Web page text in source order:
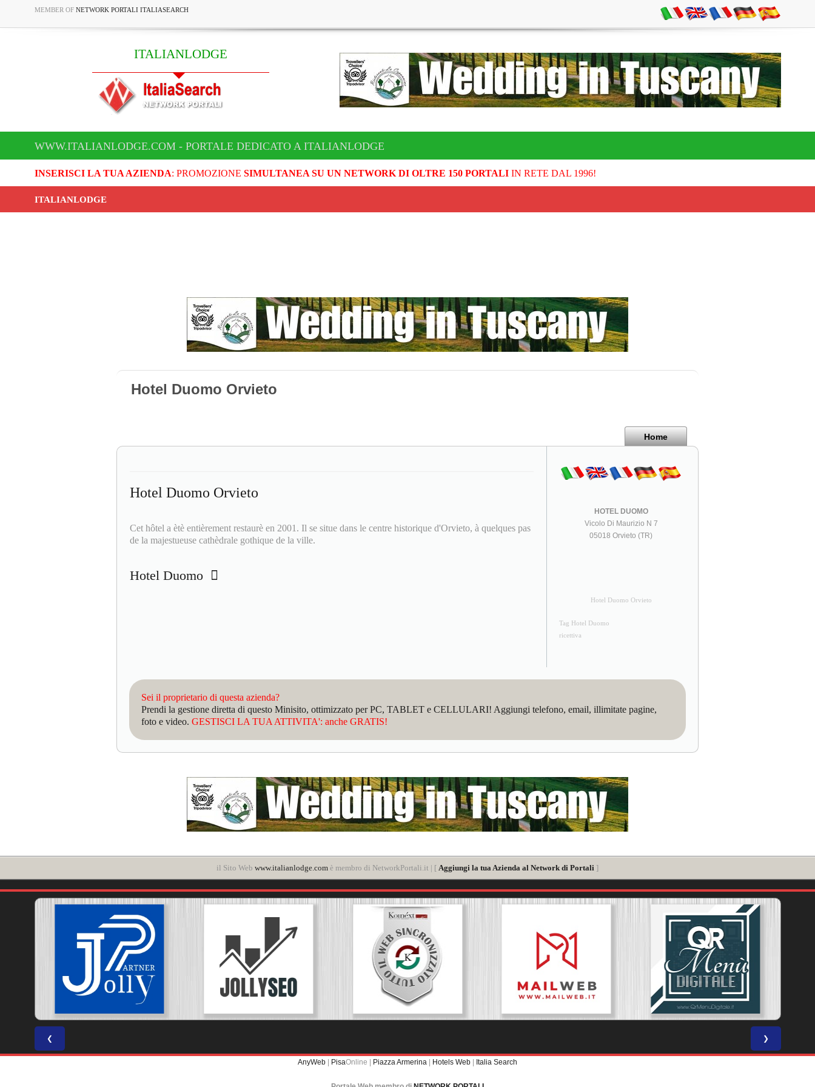
MEMBER OF NETWORK PORTALI ITALIASEARCH
ITALIANLODGE
WWW.ITALIANLODGE.COM - PORTALE DEDICATO A ITALIANLODGE
INSERISCI LA TUA AZIENDA: PROMOZIONE SIMULTANEA SU UN NETWORK DI OLTRE 150 PORTALIIN RETE DAL 1996!
ITALIANLODGE
Hotel Duomo Orvieto
Home
Hotel Duomo Orvieto
Cet hôtel a ètè entièrement restaurè en 2001. Il se situe dans le centre historique d'Orvieto, à quelques pas
de la majestueuse cathèdrale gothique de la ville.
Hotel Duomo
HOTEL DUOMO
Vicolo Di Maurizio N 7
05018 Orvieto (TR)
Hotel Duomo Orvieto
Tag Hotel Duomo
ricettiva
Sei il proprietario di questa azienda?
Prendi la gestione diretta di questo Minisito, ottimizzato per PC, TABLET e CELLULARI! Aggiungi telefono, email, illimitate pagine,
foto e video. GESTISCI LA TUA ATTIVITA': anche GRATIS!
il Sito Web www.italianlodge.com è membro di NetworkPortali.it | [ Aggiungi la tua Azienda al Network di Portali ]
❮ ❯
AnyWeb | PisaOnline | Piazza Armerina | Hotels Web | Italia Search